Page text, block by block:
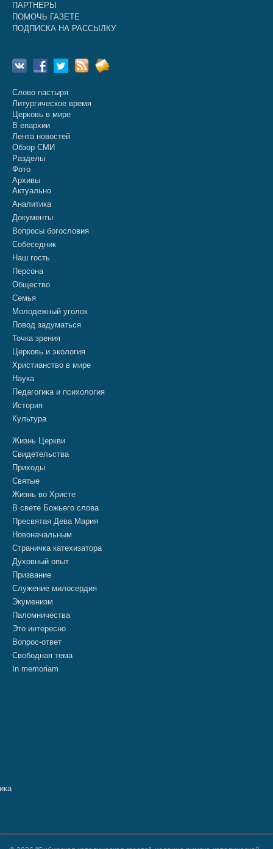
ПАРТНЕРЫ
ПОМОЧЬ ГАЗЕТЕ
ПОДПИСКА НА РАССЫЛКУ
Слово пастыря
Литургическое время
Церковь в мире
В епархии
Лента новостей
Обзор СМИ
Разделы
Фото
Архивы
Актуально
Аналитика
Документы
Вопросы богословия
Собеседник
Наш гость
Персона
Общество
Семья
Молодежный уголок
Повод задуматься
Точка зрения
Церковь и экология
Христианство в мире
Наука
Педагогика и психология
История
Культура
Жизнь Церкви
Свидетельства
Приходы
Святые
Жизнь во Христе
В свете Божьего слова
Пресвятая Дева Мария
Новоначальным
Страничка катехизатора
Духовный опыт
Призвание
Служение милосердия
Экуменизм
Паломничества
Это интересно
Вопрос-ответ
Свободная тема
In memoriam